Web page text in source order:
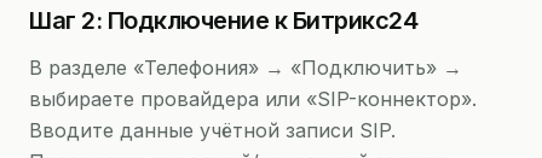
Шаг 2: Подключение к Битрикс24
В разделе «Телефония» → «Подключить» →
выбираете провайдера или «SIP-коннектор».
Вводите данные учётной записи SIP.